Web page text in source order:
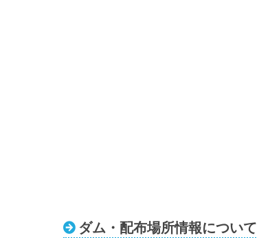
ダム・配布場所情報について